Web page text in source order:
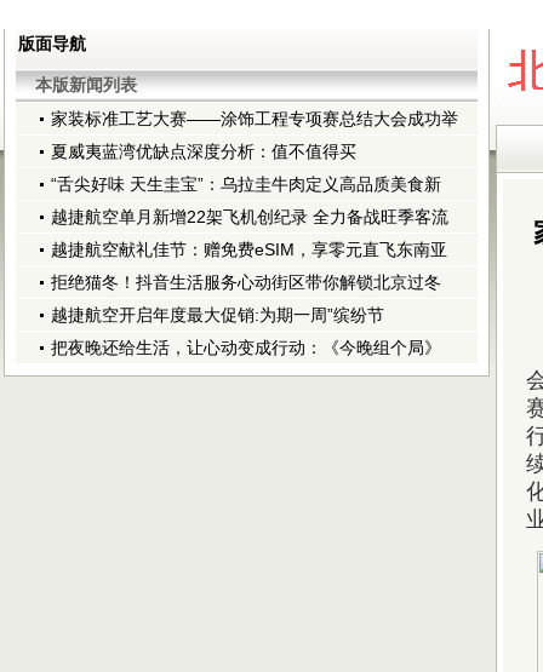
版面导航
本版新闻列表
家装标准工艺大赛——涂饰工程专项赛总结大会成功举
夏威夷蓝湾优缺点深度分析：值不值得买
“舌尖好味 天生圭宝”：乌拉圭牛肉定义高品质美食新
越捷航空单月新增22架飞机创纪录 全力备战旺季客流
越捷航空献礼佳节：赠免费eSIM，享零元直飞东南亚
拒绝猫冬！抖音生活服务心动街区带你解锁北京过冬
越捷航空开启年度最大促销:为期一周”缤纷节
把夜晚还给生活，让心动变成行动：《今晚组个局》